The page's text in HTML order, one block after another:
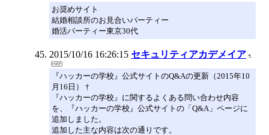
お奨めサイト
結婚相談所のお見合いパーティー
婚活パーティー東京30代
2015/10/16 16:26:15 セキュリティアカデメイア
『ハッカーの学校』公式サイトのQ&Aの更新（2015年10
月16日） †
『ハッカーの学校』に関するよくある問い合わせ内容
を、『ハッカーの学校』公式サイトの「Q&A」ページに
追加しました。
追加した主な内容は次の通りです。